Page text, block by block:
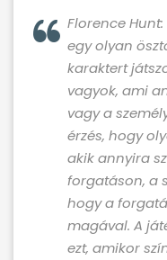
Florence
egy olyan
karaktert
vagyok, ami
vagy a
érzés, hogy
akik annyira
forgatáson, a
hogy a
magával. A
ezt, amikor